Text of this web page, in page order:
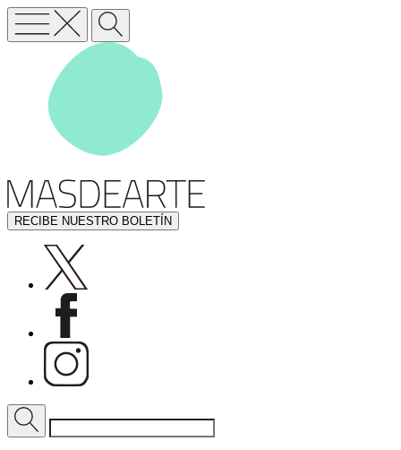
RECIBE NUESTRO BOLETÍN